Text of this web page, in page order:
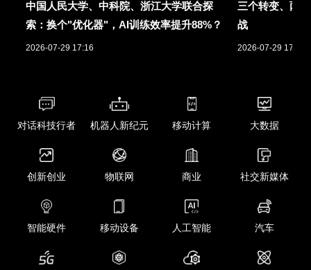
中国人民大学、中科院、浙江大学联合探
索：换个"优化器"，AI训练效率提升88%？
2026-07-29 17:16
三个转变、两
战
2026-07-29 17:01
对话科技行者 机器人新纪元 移动计算 大数据
创新创业 物联网 商业 社交新媒体
智能硬件 移动设备 人工智能 汽车